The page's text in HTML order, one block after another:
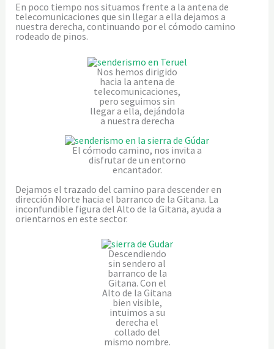
En poco tiempo nos situamos frente a la antena de
telecomunicaciones que sin llegar a ella dejamos a
nuestra derecha, continuando por el cómodo camino
rodeado de pinos.
Nos hemos dirigido
hacia la antena de
telecomunicaciones,
pero seguimos sin
llegar a ella, dejándola
a nuestra derecha
El cómodo camino, nos invita a
disfrutar de un entorno
encantador.
Dejamos el trazado del camino para descender en
dirección Norte hacia el barranco de la Gitana. La
inconfundible figura del Alto de la Gitana, ayuda a
orientarnos en este sector.
Descendiendo
sin sendero al
barranco de la
Gitana. Con el
Alto de la Gitana
bien visible,
intuimos a su
derecha el
collado del
mismo nombre.